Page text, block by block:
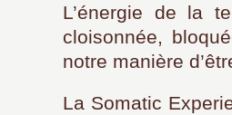
L’énergie de la
cloisonnée,
notre manière
La Somatic